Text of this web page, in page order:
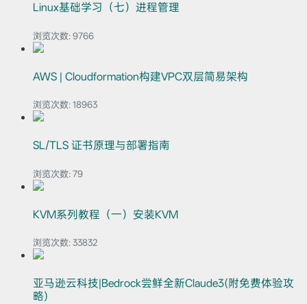
Linux基础学习（七）进程管理
浏览次数: 9766
AWS | Cloudformation构建VPC双层简易架构
浏览次数: 18963
SL/TLS 证书原理与部署指南
浏览次数: 79
KVM系列教程（一）安装KVM
浏览次数: 33832
亚马逊云科技|Bedrock尝鲜全新Claude3(附免费体验攻
略)